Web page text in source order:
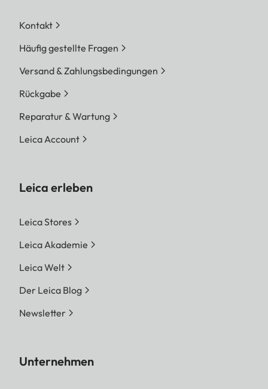
Kontakt
Häufig gestellte Fragen
Versand & Zahlungsbedingungen
Rückgabe
Reparatur & Wartung
Leica Account
Leica erleben
Leica Stores
Leica Akademie
Leica Welt
Der Leica Blog
Newsletter
Unternehmen